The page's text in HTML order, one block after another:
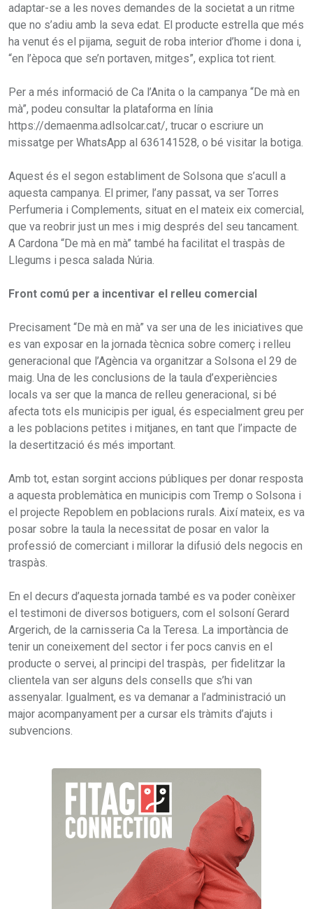
adaptar-se a les noves demandes de la societat a un ritme
que no s’adiu amb la seva edat. El producte estrella que més
ha venut és el pijama, seguit de roba interior d’home i dona i,
“en l’època que se’n portaven, mitges”, explica tot rient.
Per a més informació de Ca l’Anita o la campanya “De mà en
mà”, podeu consultar la plataforma en línia
https://demaenma.adlsolcar.cat/, trucar o escriure un
missatge per WhatsApp al 636141528, o bé visitar la botiga.
Aquest és el segon establiment de Solsona que s’acull a
aquesta campanya. El primer, l’any passat, va ser Torres
Perfumeria i Complements, situat en el mateix eix comercial,
que va reobrir just un mes i mig després del seu tancament.
A Cardona “De mà en mà” també ha facilitat el traspàs de
Llegums i pesca salada Núria.
Front comú per a incentivar el relleu comercial
Precisament “De mà en mà” va ser una de les iniciatives que
es van exposar en la jornada tècnica sobre comerç i relleu
generacional que l’Agència va organitzar a Solsona el 29 de
maig. Una de les conclusions de la taula d’experiències
locals va ser que la manca de relleu generacional, si bé
afecta tots els municipis per igual, és especialment greu per
a les poblacions petites i mitjanes, en tant que l’impacte de
la desertització és més important.
Amb tot, estan sorgint accions públiques per donar resposta
a aquesta problemàtica en municipis com Tremp o Solsona i
el projecte Repoblem en poblacions rurals. Així mateix, es va
posar sobre la taula la necessitat de posar en valor la
professió de comerciant i millorar la difusió dels negocis en
traspàs.
En el decurs d’aquesta jornada també es va poder conèixer
el testimoni de diversos botiguers, com el solsoní Gerard
Argerich, de la carnisseria Ca la Teresa. La importància de
tenir un coneixement del sector i fer pocs canvis en el
producte o servei, al principi del traspàs, per fidelitzar la
clientela van ser alguns dels consells que s’hi van
assenyalar. Igualment, es va demanar a l’administració un
major acompanyament per a cursar els tràmits d’ajuts i
subvencions.